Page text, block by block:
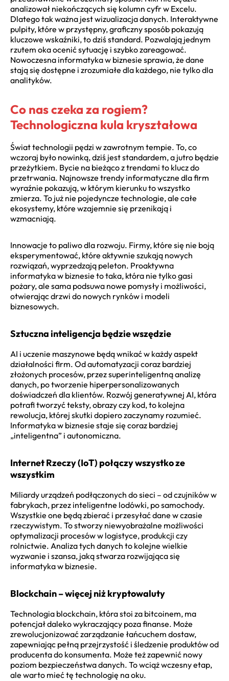
analizował niekończących się kolumn cyfr w Excelu.
Dlatego tak ważna jest wizualizacja danych. Interaktywne
pulpity, które w przystępny, graficzny sposób pokazują
kluczowe wskaźniki, to dziś standard. Pozwalają jednym
rzutem oka ocenić sytuację i szybko zareagować.
Nowoczesna informatyka w biznesie sprawia, że dane
stają się dostępne i zrozumiałe dla każdego, nie tylko dla
analityków.
Co nas czeka za rogiem?
Technologiczna kula kryształowa
Świat technologii pędzi w zawrotnym tempie. To, co
wczoraj było nowinką, dziś jest standardem, a jutro będzie
przeżytkiem. Bycie na bieżąco z trendami to klucz do
przetrwania. Najnowsze trendy informatyczne dla firm
wyraźnie pokazują, w którym kierunku to wszystko
zmierza. To już nie pojedyncze technologie, ale całe
ekosystemy, które wzajemnie się przenikają i
wzmacniają.
Innowacje to paliwo dla rozwoju. Firmy, które się nie boją
eksperymentować, które aktywnie szukają nowych
rozwiązań, wyprzedzają peleton. Proaktywna
informatyka w biznesie to taka, która nie tylko gasi
pożary, ale sama podsuwa nowe pomysły i możliwości,
otwierając drzwi do nowych rynków i modeli
biznesowych.
Sztuczna inteligencja będzie wszędzie
AI i uczenie maszynowe będą wnikać w każdy aspekt
działalności firm. Od automatyzacji coraz bardziej
złożonych procesów, przez superinteligentną analizę
danych, po tworzenie hiperpersonalizowanych
doświadczeń dla klientów. Rozwój generatywnej AI, która
potrafi tworzyć teksty, obrazy czy kod, to kolejna
rewolucja, której skutki dopiero zaczynamy rozumieć.
Informatyka w biznesie staje się coraz bardziej
„inteligentna” i autonomiczna.
Internet Rzeczy (IoT) połączy wszystko ze
wszystkim
Miliardy urządzeń podłączonych do sieci – od czujników w
fabrykach, przez inteligentne lodówki, po samochody.
Wszystkie one będą zbierać i przesyłać dane w czasie
rzeczywistym. To stworzy niewyobrażalne możliwości
optymalizacji procesów w logistyce, produkcji czy
rolnictwie. Analiza tych danych to kolejne wielkie
wyzwanie i szansa, jaką stwarza rozwijająca się
informatyka w biznesie.
Blockchain – więcej niż kryptowaluty
Technologia blockchain, która stoi za bitcoinem, ma
potencjał daleko wykraczający poza finanse. Może
zrewolucjonizować zarządzanie łańcuchem dostaw,
zapewniając pełną przejrzystość i śledzenie produktów od
producenta do konsumenta. Może też zapewnić nowy
poziom bezpieczeństwa danych. To wciąż wczesny etap,
ale warto mieć tę technologię na oku.